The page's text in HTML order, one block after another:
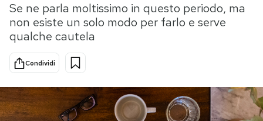
Tecnologia
Internet
Scienza
Cultura
Economia
Sport
Storie/Idee
Ok Boomer!
Mondiali calcio 2026
Se ne parla moltissimo in questo periodo, ma
non esiste un solo modo per farlo e serve
qualche cautela
Condividi